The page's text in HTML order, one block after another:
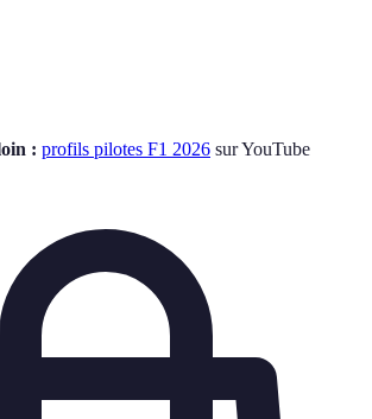
: profils pilotes F1 2026 sur YouTube